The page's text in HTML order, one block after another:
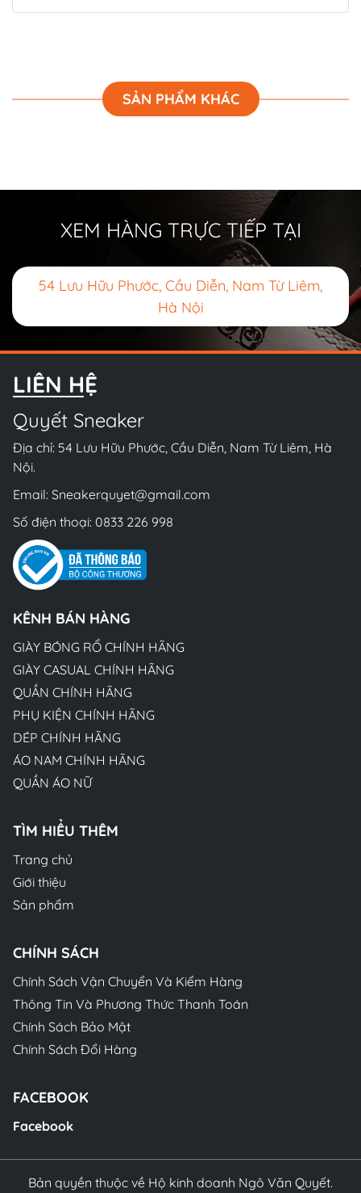
SẢN PHẨM KHÁC
XEM HÀNG TRỰC TIẾP TẠI
54 Lưu Hữu Phước, Cầu Diễn, Nam Từ Liêm,
Hà Nội
LIÊN HỆ
Quyết Sneaker
Địa chỉ: 54 Lưu Hữu Phước, Cầu Diễn, Nam Từ Liêm, Hà
Nội.
Email: Sneakerquyet@gmail.com
Số điện thoại: 0833 226 998
KÊNH BÁN HÀNG
GIÀY BÓNG RỔ CHÍNH HÃNG
GIÀY CASUAL CHÍNH HÃNG
QUẦN CHÍNH HÃNG
PHỤ KIỆN CHÍNH HÃNG
DÉP CHÍNH HÃNG
ÁO NAM CHÍNH HÃNG
QUẦN ÁO NỮ
TÌM HIỂU THÊM
Trang chủ
Giới thiệu
Sản phẩm
CHÍNH SÁCH
Chính Sách Vận Chuyển Và Kiểm Hàng
Thông Tin Và Phương Thức Thanh Toán
Chính Sách Bảo Mật
Chính Sách Đổi Hàng
FACEBOOK
Facebook
Bản quyền thuộc về Hộ kinh doanh Ngô Văn Quyết.